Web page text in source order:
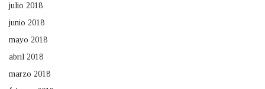
julio 2018
junio 2018
mayo 2018
abril 2018
marzo 2018